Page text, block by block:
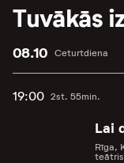
Tuvākās
Ceturtdiena
08.10
19:00 2st. 55min.
Lai
Rīga,